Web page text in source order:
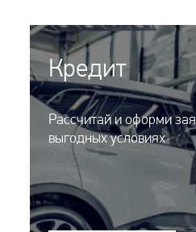
Кредит
Рассчитай и оформи
выгодных условиях